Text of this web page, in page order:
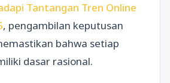
Tantangan Tren Online
, pengambilan keputusan
bahwa setiap
dasar rasional.